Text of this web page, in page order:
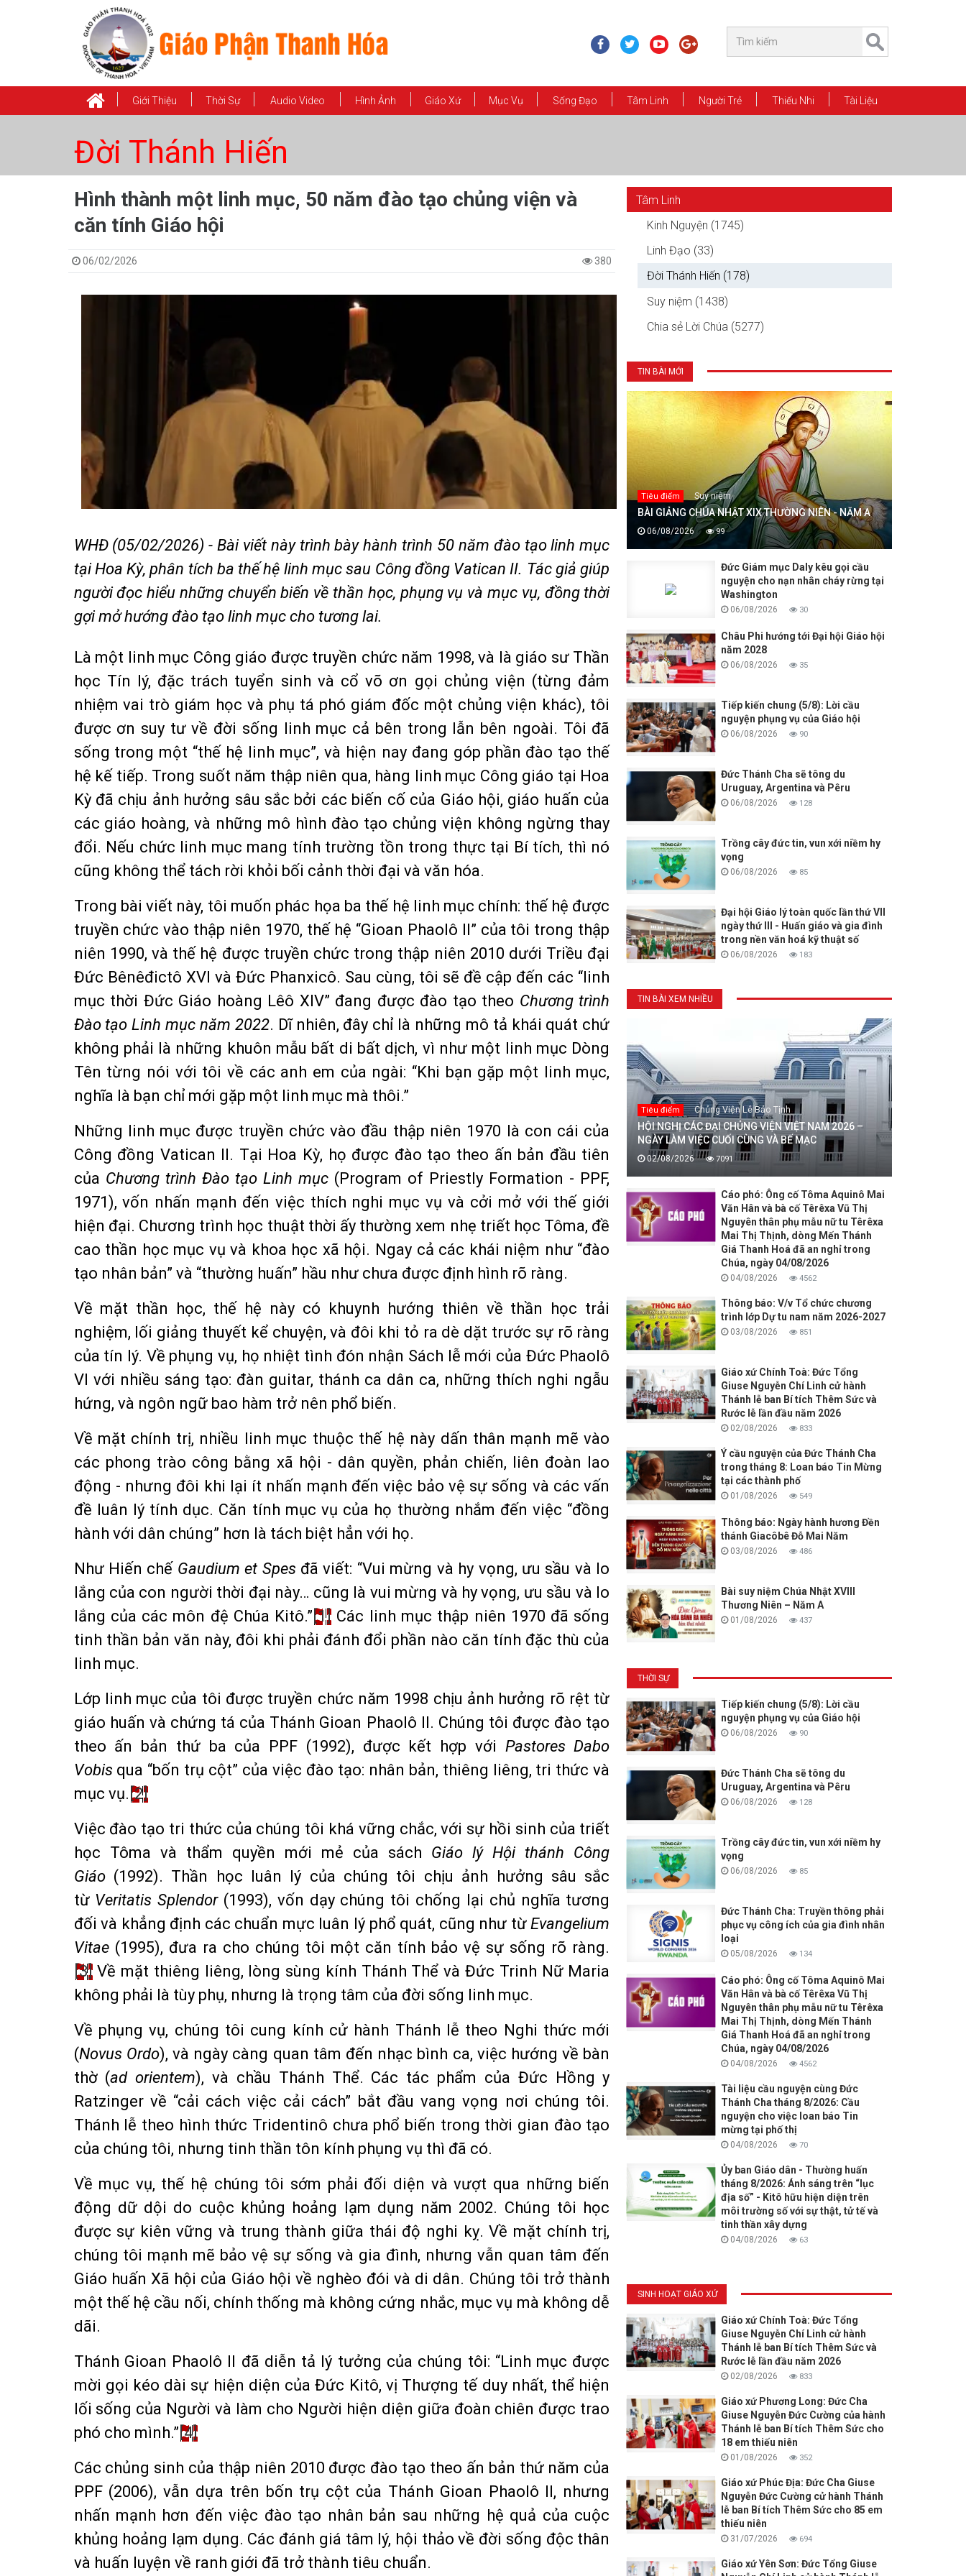
Giới Thiệu Thời Sự Audio Video Hình Ảnh Giáo Xứ Mục Vụ Sống Đạo Tâm Linh Người Trẻ Thiếu Nhi Tài Liệu
Đời Thánh Hiến
Hình thành một linh mục, 50 năm đào tạo chủng viện và
căn tính Giáo hội
06/02/2026 380
WHĐ (05/02/2026) - Bài viết này trình bày hành trình 50 năm đào tạo linh mục
tại Hoa Kỳ, phân tích ba thế hệ linh mục sau Công đồng Vatican II. Tác giả giúp
người đọc hiểu những chuyển biến về thần học, phụng vụ và mục vụ, đồng thời
gợi mở hướng đào tạo linh mục cho tương lai.
Là một linh mục Công giáo được truyền chức năm 1998, và là giáo sư Thần
học Tín lý, đặc trách tuyển sinh và cổ võ ơn gọi chủng viện (từng đảm
nhiệm vai trò giám học và phụ tá phó giám đốc một chủng viện khác), tôi
được ơn suy tư về đời sống linh mục cả bên trong lẫn bên ngoài. Tôi đã
sống trong một “thế hệ linh mục”, và hiện nay đang góp phần đào tạo thế
hệ kế tiếp. Trong suốt năm thập niên qua, hàng linh mục Công giáo tại Hoa
Kỳ đã chịu ảnh hưởng sâu sắc bởi các biến cố của Giáo hội, giáo huấn của
các giáo hoàng, và những mô hình đào tạo chủng viện không ngừng thay
đổi. Nếu chức linh mục mang tính trường tồn trong thực tại Bí tích, thì nó
cũng không thể tách rời khỏi bối cảnh thời đại và văn hóa.
Trong bài viết này, tôi muốn phác họa ba thế hệ linh mục chính: thế hệ được
truyền chức vào thập niên 1970, thế hệ “Gioan Phaolô II” của tôi trong thập
niên 1990, và thế hệ được truyền chức trong thập niên 2010 dưới Triều đại
Đức Bênêđictô XVI và Đức Phanxicô. Sau cùng, tôi sẽ đề cập đến các “linh
mục thời Đức Giáo hoàng Lêô XIV” đang được đào tạo theo Chương trình
Đào tạo Linh mục năm 2022. Dĩ nhiên, đây chỉ là những mô tả khái quát chứ
không phải là những khuôn mẫu bất di bất dịch, vì như một linh mục Dòng
Tên từng nói với tôi về các anh em của ngài: “Khi bạn gặp một linh mục,
nghĩa là bạn chỉ mới gặp một linh mục mà thôi.”
Những linh mục được truyền chức vào đầu thập niên 1970 là con cái của
Công đồng Vatican II. Tại Hoa Kỳ, họ được đào tạo theo ấn bản đầu tiên
của Chương trình Đào tạo Linh mục(Program of Priestly Formation - PPF,
1971), vốn nhấn mạnh đến việc thích nghi mục vụ và cởi mở với thế giới
hiện đại. Chương trình học thuật thời ấy thường xem nhẹ triết học Tôma, đề
cao thần học mục vụ và khoa học xã hội. Ngay cả các khái niệm như “đào
tạo nhân bản” và “thường huấn” hầu như chưa được định hình rõ ràng.
Về mặt thần học, thế hệ này có khuynh hướng thiên về thần học trải
nghiệm, lối giảng thuyết kể chuyện, và đôi khi tỏ ra dè dặt trước sự rõ ràng
của tín lý. Về phụng vụ, họ nhiệt tình đón nhận Sách lễ mới của Đức Phaolô
VI với nhiều sáng tạo: đàn guitar, thánh ca dân ca, những thích nghi ngẫu
hứng, và ngôn ngữ bao hàm trở nên phổ biến.
Về mặt chính trị, nhiều linh mục thuộc thế hệ này dấn thân mạnh mẽ vào
các phong trào công bằng xã hội - dân quyền, phản chiến, liên đoàn lao
động - nhưng đôi khi lại ít nhấn mạnh đến việc bảo vệ sự sống và các vấn
đề luân lý tính dục. Căn tính mục vụ của họ thường nhắm đến việc “đồng
hành với dân chúng” hơn là tách biệt hẳn với họ.
Như Hiến chế Gaudium et Spes đã viết: “Vui mừng và hy vọng, ưu sầu và lo
lắng của con người thời đại này… cũng là vui mừng và hy vọng, ưu sầu và lo
lắng của các môn đệ Chúa Kitô.” [1] Các linh mục thập niên 1970 đã sống
tinh thần bản văn này, đôi khi phải đánh đổi phần nào căn tính đặc thù của
linh mục.
Lớp linh mục của tôi được truyền chức năm 1998 chịu ảnh hưởng rõ rệt từ
giáo huấn và chứng tá của Thánh Gioan Phaolô II. Chúng tôi được đào tạo
theo ấn bản thứ ba của PPF (1992), được kết hợp với Pastores Dabo
Vobis qua “bốn trụ cột” của việc đào tạo: nhân bản, thiêng liêng, tri thức và
mục vụ. [2]
Việc đào tạo tri thức của chúng tôi khá vững chắc, với sự hồi sinh của triết
học Tôma và thẩm quyền mới mẻ của sách Giáo lý Hội thánh Công
Giáo(1992). Thần học luân lý của chúng tôi chịu ảnh hưởng sâu sắc
từ Veritatis Splendor(1993), vốn dạy chúng tôi chống lại chủ nghĩa tương
đối và khẳng định các chuẩn mực luân lý phổ quát, cũng như từEvangelium
Vitae(1995), đưa ra cho chúng tôi một căn tính bảo vệ sự sống rõ ràng.
[3]Về mặt thiêng liêng, lòng sùng kính Thánh Thể và Đức Trinh Nữ Maria
không phải là tùy phụ, nhưng là trọng tâm của đời sống linh mục.
Về phụng vụ, chúng tôi cung kính cử hành Thánh lễ theo Nghi thức mới
(Novus Ordo), và ngày càng quan tâm đến nhạc bình ca, việc hướng về bàn
thờ (ad orientem), và chầu Thánh Thể. Các tác phẩm của Đức Hồng y
Ratzinger về “cải cách việc cải cách” bắt đầu vang vọng nơi chúng tôi.
Thánh lễ theo hình thức Tridentinô chưa phổ biến trong thời gian đào tạo
của chúng tôi, nhưng tinh thần tôn kính phụng vụ thì đã có.
Về mục vụ, thế hệ chúng tôi sớm phải đối diện và vượt qua những biến
động dữ dội do cuộc khủng hoảng lạm dụng năm 2002. Chúng tôi học
được sự kiên vững và trung thành giữa thái độ nghi kỵ. Về mặt chính trị,
chúng tôi mạnh mẽ bảo vệ sự sống và gia đình, nhưng vẫn quan tâm đến
Giáo huấn Xã hội của Giáo hội về nghèo đói và di dân. Chúng tôi trở thành
một thế hệ cầu nối, chính thống mà không cứng nhắc, mục vụ mà không dễ
dãi.
Thánh Gioan Phaolô II đã diễn tả lý tưởng của chúng tôi: “Linh mục được
mời gọi kéo dài sự hiện diện của Đức Kitô, vị Thượng tế duy nhất, thể hiện
lối sống của Người và làm cho Người hiện diện giữa đoàn chiên được trao
phó cho mình.” [4]
Các chủng sinh của thập niên 2010 được đào tạo theo ấn bản thứ năm của
PPF (2006), vẫn dựa trên bốn trụ cột của Thánh Gioan Phaolô II, nhưng
nhấn mạnh hơn đến việc đào tạo nhân bản sau những hệ quả của cuộc
khủng hoảng lạm dụng. Các đánh giá tâm lý, hội thảo về đời sống độc thân
và huấn luyện về ranh giới đã trở thành tiêu chuẩn.
Tâm Linh
Kinh Nguyện (1745)
Linh Đạo (33)
Đời Thánh Hiến (178)
Suy niệm (1438)
Chia sẻ Lời Chúa (5277)
TIN BÀI MỚI
Tiêu điểm Suy niệm
BÀI GIẢNG CHÚA NHẬT XIX THƯỜNG NIÊN - NĂM A
06/08/2026 99
Đức Giám mục Daly kêu gọi cầu
nguyện cho nạn nhân cháy rừng tại
Washington
06/08/2026 30
Châu Phi hướng tới Đại hội Giáo hội
năm 2028
06/08/2026 35
Tiếp kiến chung (5/8): Lời cầu
nguyện phụng vụ của Giáo hội
06/08/2026 90
Đức Thánh Cha sẽ tông du
Uruguay, Argentina và Pêru
06/08/2026 128
Trồng cây đức tin, vun xới niềm hy
vọng
06/08/2026 85
Đại hội Giáo lý toàn quốc lần thứ VII
ngày thứ III - Huấn giáo và gia đình
trong nền văn hoá kỹ thuật số
06/08/2026 183
TIN BÀI XEM NHIỀU
Tiêu điểm Chủng Viện Lê Bảo Tịnh
HỘI NGHỊ CÁC ĐẠI CHỦNG VIỆN VIỆT NAM 2026 –
NGÀY LÀM VIỆC CUỐI CÙNG VÀ BẾ MẠC
02/08/2026 7091
Cáo phó: Ông cố Tôma Aquinô Mai
Văn Hân và bà cố Têrêxa Vũ Thị
Nguyên thân phụ mẫu nữ tu Têrêxa
Mai Thị Thịnh, dòng Mến Thánh
Giá Thanh Hoá đã an nghỉ trong
Chúa, ngày 04/08/2026
04/08/2026 4562
Thông báo: V/v Tổ chức chương
trình lớp Dự tu nam năm 2026-2027
03/08/2026 851
Giáo xứ Chính Toà: Đức Tổng
Giuse Nguyễn Chí Linh cử hành
Thánh lễ ban Bí tích Thêm Sức và
Rước lễ lần đầu năm 2026
02/08/2026 833
Ý cầu nguyện của Đức Thánh Cha
trong tháng 8: Loan báo Tin Mừng
tại các thành phố
01/08/2026 549
Thông báo: Ngày hành hương Đền
thánh Giacôbê Đỗ Mai Năm
03/08/2026 486
Bài suy niệm Chúa Nhật XVIII
Thương Niên – Năm A
01/08/2026 437
THỜI SỰ
Tiếp kiến chung (5/8): Lời cầu
nguyện phụng vụ của Giáo hội
06/08/2026 90
Đức Thánh Cha sẽ tông du
Uruguay, Argentina và Pêru
06/08/2026 128
Trồng cây đức tin, vun xới niềm hy
vọng
06/08/2026 85
Đức Thánh Cha: Truyền thông phải
phục vụ công ích của gia đình nhân
loại
05/08/2026 134
Cáo phó: Ông cố Tôma Aquinô Mai
Văn Hân và bà cố Têrêxa Vũ Thị
Nguyên thân phụ mẫu nữ tu Têrêxa
Mai Thị Thịnh, dòng Mến Thánh
Giá Thanh Hoá đã an nghỉ trong
Chúa, ngày 04/08/2026
04/08/2026 4562
Tài liệu cầu nguyện cùng Đức
Thánh Cha tháng 8/2026: Cầu
nguyện cho việc loan báo Tin
mừng tại phố thị
04/08/2026 70
Ủy ban Giáo dân - Thường huấn
tháng 8/2026: Ánh sáng trên “lục
địa số” - Kitô hữu hiện diện trên
môi trường số với sự thật, tử tế và
tinh thần xây dựng
04/08/2026 63
SINH HOẠT GIÁO XỨ
Giáo xứ Chính Toà: Đức Tổng
Giuse Nguyễn Chí Linh cử hành
Thánh lễ ban Bí tích Thêm Sức và
Rước lễ lần đầu năm 2026
02/08/2026 833
Giáo xứ Phương Long: Đức Cha
Giuse Nguyễn Đức Cường của hành
Thánh lễ ban Bí tích Thêm Sức cho
18 em thiếu niên
01/08/2026 352
Giáo xứ Phúc Địa: Đức Cha Giuse
Nguyễn Đức Cường cử hành Thánh
lễ ban Bí tích Thêm Sức cho 85 em
thiếu niên
31/07/2026 694
Giáo xứ Yên Sơn: Đức Tổng Giuse